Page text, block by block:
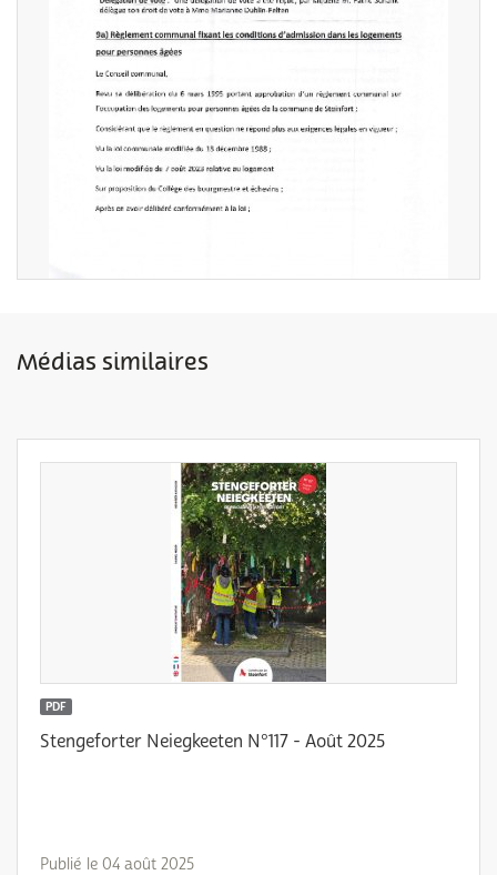
Médias similaires
PDF
Stengeforter Neiegkeeten N°117 - Août 2025
Publié le 04 août 2025